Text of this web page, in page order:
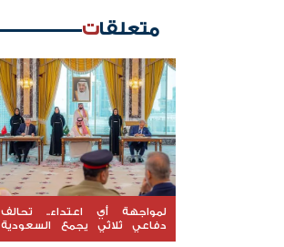
متعلقات
لمواجهة أي اعتداء.. تحالف
دفاعي ثلاثي يجمع السعودية
وتركيا وباكستان